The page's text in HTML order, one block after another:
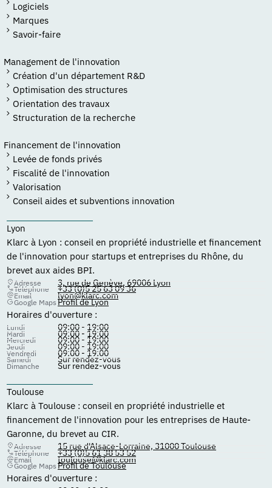
Logiciels
Marques
Savoir-faire
Management de l'innovation
Création d'un département R&D
Optimisation des structures
Orientation des travaux
Structuration de la recherche
Financement de l'innovation
Levée de fonds privés
Fiscalité de l'innovation
Valorisation
Conseil aides et subventions innovation
Lyon
Klarc à Lyon : conseil en propriété industrielle et financement
de l'innovation pour startups et entreprises du Rhône, du
brevet aux aides BPI.
Adresse 3, rue de Genève, 69006 Lyon
Téléphone +33 (0)5 25 63 09 36
Email lyon@klarc.com
Google Maps Profil de Lyon
Horaires d'ouverture :
Lundi 09:00 - 19:00
Mardi 09:00 - 19:00
Mercredi 09:00 - 19:00
Jeudi 09:00 - 19:00
Vendredi 09:00 - 19:00
Samedi Sur rendez-vous
Dimanche Sur rendez-vous
Toulouse
Klarc à Toulouse : conseil en propriété industrielle et
financement de l'innovation pour les entreprises de Haute-
Garonne, du brevet au CIR.
Adresse 15 rue d'Alsace-Lorraine, 31000 Toulouse
Téléphone +33 (0)5 61 38 53 52
Email toulouse@klarc.com
Google Maps Profil de Toulouse
Horaires d'ouverture :